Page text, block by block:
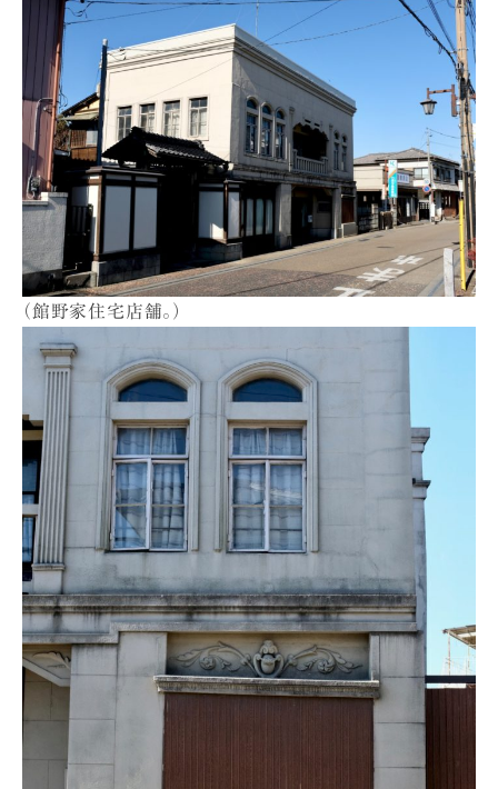
（館野家住宅店舗。）